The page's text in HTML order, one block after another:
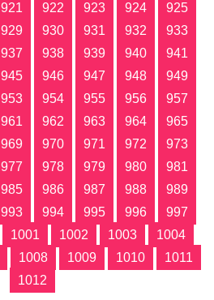
921 922 923 924
925
929 930 931 932
933
937 938 939 940
941
945 946 947 948
949
953 954 955 956
957
961 962 963 964
965
969 970 971 972
973
977 978 979 980
981
985 986 987 988
989
993 994 995 996
997
1001 1002 1003
1004
1008 1009 1010
1011
1012